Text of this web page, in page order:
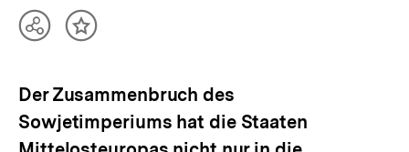
TeilenInhalt
Der Zusammenbruch des
Sowjetimperiums hat die Staaten